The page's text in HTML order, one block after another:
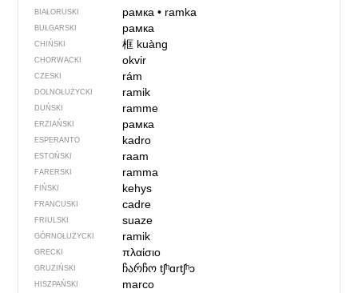
BIAŁORUSKI рамка• ramka
BUŁGARSKI рамка
CHIŃSKI 框 kuàng
CHORWACKI okvir
CZESKI rám
DOLNOŁUŻYCKI ramik
DUŃSKI ramme
ERZIAŃSKI рамка
ESPERANTO kadro
ESTOŃSKI raam
FARERSKI ramma
FIŃSKI kehys
FRANCUSKI cadre
FRIULSKI suaze
GÓRNOŁUŻYCKI ramik
GRECKI πλαίσιο
GRUZIŃSKI ჩარჩოtʃʰɑrtʃʰɔ
HISZPAŃSKI marco